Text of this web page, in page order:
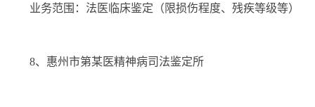
业务范围：法医临床鉴定（限损伤程度、残疾等级等）
8、惠州市第某医精神病司法鉴定所